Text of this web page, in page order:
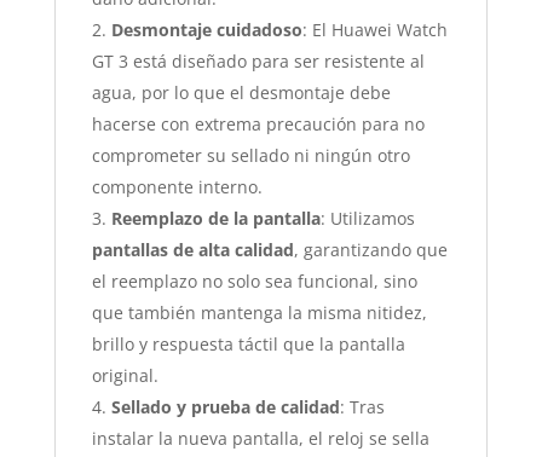
Desmontaje cuidadoso: El Huawei Watch
GT 3 está diseñado para ser resistente al
agua, por lo que el desmontaje debe
hacerse con extrema precaución para no
comprometer su sellado ni ningún otro
componente interno.
Reemplazo de la pantalla: Utilizamos
pantallas de alta calidad, garantizando que
el reemplazo no solo sea funcional, sino
que también mantenga la misma nitidez,
brillo y respuesta táctil que la pantalla
original.
Sellado y prueba de calidad: Tras
instalar la nueva pantalla, el reloj se sella